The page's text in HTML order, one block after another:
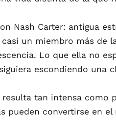
Nash Carter: antigua
un miembro más de
Lo que ella no
escondiendo una
tan intensa como
pueden convertirse en